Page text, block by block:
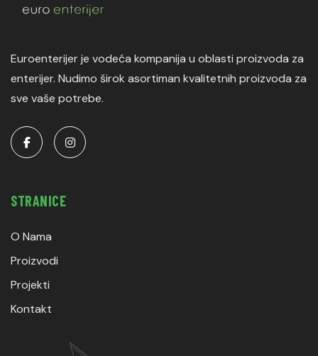
Euroenterijer je vodeća kompanija u oblasti proizvoda za
enterijer. Nudimo širok asortiman kvalitetnih proizvoda za
sve vaše potrebe.
STRANICE
O Nama
Proizvodi
Projekti
Kontakt